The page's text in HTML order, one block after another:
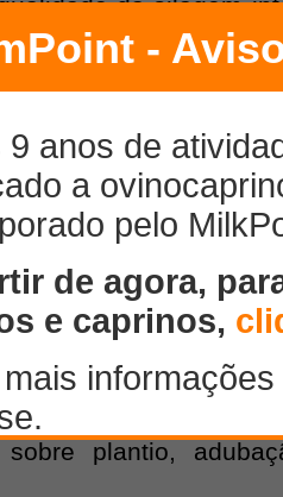
da silagem
alimentados
econômica
corretos desde
a ser colhida, até o
fornecimento aos
as perdas
garantir um
do assunto, o
de Silagem" ,
e informações
de silagem, como o
maquinário
plantio,